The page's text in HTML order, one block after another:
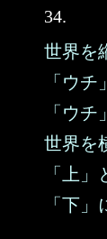
34.
世界を
「ウ
「ウ
世界を
「上
「下